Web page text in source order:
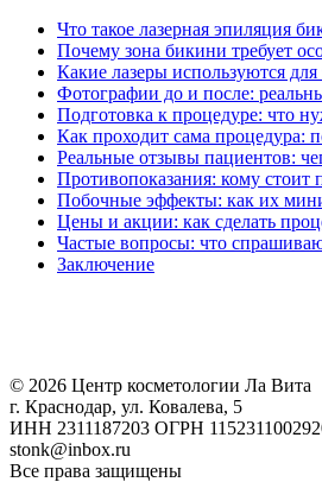
Что такое лазерная эпиляция
Почему зона бикини требует
Какие лазеры используются
Фотографии до и после:
Подготовка к процедуре: что
Как проходит сама процедура:
Реальные отзывы пациентов:
Противопоказания: кому стоит
Побочные эффекты: как их
Цены и акции: как сделать
Частые вопросы: что
Заключение
© 2026 Центр косметологии Ла Вита
г. Краснодар, ул. Ковалева, 5
ИНН 2311187203 ОГРН
stonk@inbox.ru
Все права защищены